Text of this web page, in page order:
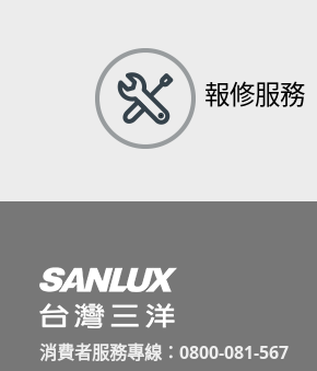
報修服務
消費者服務專線：0800-081-567